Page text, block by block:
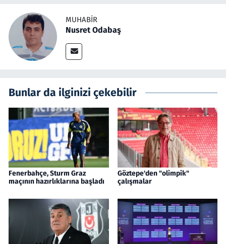
MUHABIR
Nusret Odabaş
Bunlar da ilginizi çekebilir
Fenerbahçe, Sturm Graz
maçının hazırlıklarına başladı
Göztepe'den "olimpik"
çalışmalar